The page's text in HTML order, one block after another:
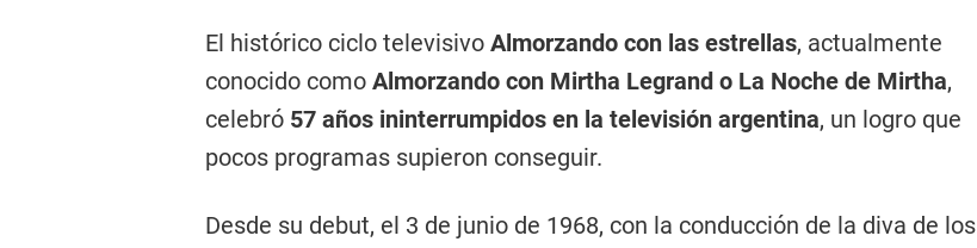
El histórico ciclo televisivo Almorzando con las estrellas, actualmente
conocido como Almorzando con Mirtha Legrand o La Noche de Mirtha,
celebró 57 años ininterrumpidos en la televisión argentina, un logro que
pocos programas supieron conseguir.
Desde su debut, el 3 de junio de 1968, con la conducción de la diva de los